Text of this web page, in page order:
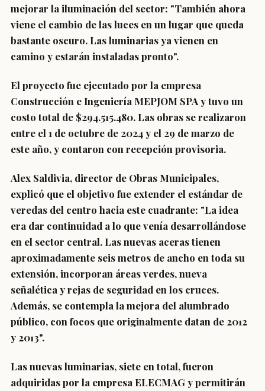
mejorar la iluminación del sector: "También ahora
viene el cambio de las luces en un lugar que queda
bastante oscuro. Las luminarias ya vienen en
camino y estarán instaladas pronto".
El proyecto fue ejecutado por la empresa
Construcción e Ingeniería MEPJOM SPA y tuvo un
costo total de $294.515.480. Las obras se realizaron
entre el 1 de octubre de 2024 y el 29 de marzo de
este año, y contaron con recepción provisoria.
Alex Saldivia, director de Obras Municipales,
explicó que el objetivo fue extender el estándar de
veredas del centro hacia este cuadrante: "La idea
era dar continuidad a lo que venía desarrollándose
en el sector central. Las nuevas aceras tienen
aproximadamente seis metros de ancho en toda su
extensión, incorporan áreas verdes, nueva
señalética y rejas de seguridad en los cruces.
Además, se contempla la mejora del alumbrado
público, con focos que originalmente datan de 2012
y 2013".
Las nuevas luminarias, siete en total, fueron
adquiridas por la empresa ELECMAG y permitirán